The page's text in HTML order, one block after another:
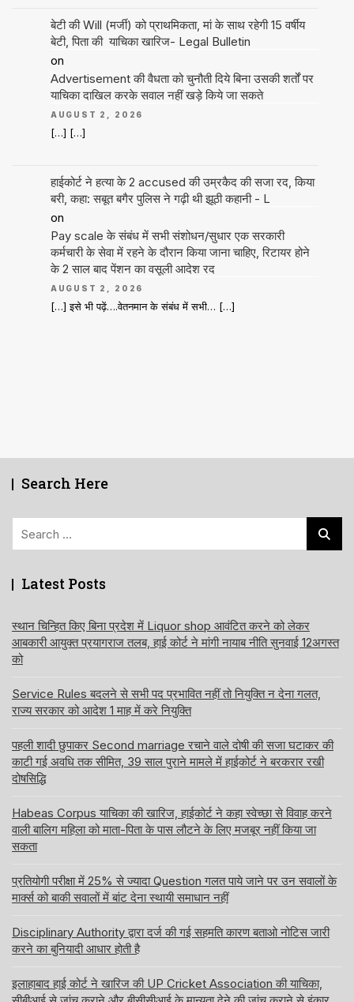
बेटी की Will (मर्जी) को प्राथमिकता, मां के साथ रहेगी 15 वर्षीय
बेटी, पिता की याचिका खारिज- Legal Bulletin
on
Advertisement की वैधता को चुनौती दिये बिना उसकी शर्तों पर
याचिका दाखिल करके सवाल नहीं खड़े किये जा सकते
AUGUST 2, 2026
[…] […]
हाईकोर्ट ने हत्या के 2 accused की उम्रकैद की सजा रद, किया
बरी, कहा: सबूत बगैर पुलिस ने गढ़ी थी झूठी कहानी - L
on
Pay scale के संबंध में सभी संशोधन/सुधार एक सरकारी
कर्मचारी के सेवा में रहने के दौरान किया जाना चाहिए, रिटायर होने
के 2 साल बाद पेंशन का वसूली आदेश रद
AUGUST 2, 2026
[…] इसे भी पढ़ें….वेतनमान के संबंध में सभी… […]
Search Here
Latest Posts
स्थान चिन्हित किए बिना प्रदेश में Liquor shop आवंटित करने को लेकर
आबकारी आयुक्त प्रयागराज तलब, हाई कोर्ट ने मांगी नायाब नीति सुनवाई 12अगस्त
को
Service Rules बदलने से सभी पद प्रभावित नहीं तो नियुक्ति न देना गलत,
राज्य सरकार को आदेश 1 माह में करे नियुक्ति
पहली शादी छुपाकर Second marriage रचाने वाले दोषी की सजा घटाकर की
काटी गई अवधि तक सीमित, 39 साल पुराने मामले में हाईकोर्ट ने बरकरार रखी
दोषसिद्धि
Habeas Corpus याचिका की खारिज, हाईकोर्ट ने कहा स्वेच्छा से विवाह करने
वाली बालिग महिला को माता-पिता के पास लौटने के लिए मजबूर नहीं किया जा
सकता
प्रतियोगी परीक्षा में 25% से ज्यादा Question गलत पाये जाने पर उन सवालों के
मार्क्स को बाकी सवालों में बांट देना स्थायी समाधान नहीं
Disciplinary Authority द्वारा दर्ज की गई सहमति कारण बताओ नोटिस जारी
करने का बुनियादी आधार होती है
इलाहाबाद हाई कोर्ट ने खारिज की UP Cricket Association की याचिका,